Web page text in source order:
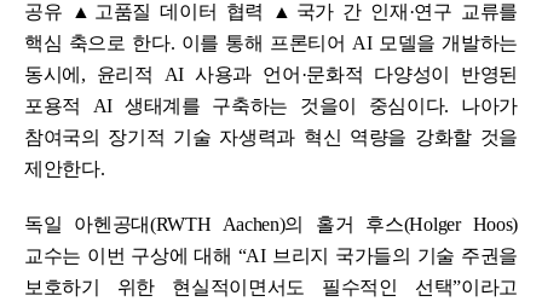
공유 ▲고품질 데이터 협력 ▲국가 간 인재·연구 교류를
핵심 축으로 한다. 이를 통해 프론티어 AI 모델을 개발하는
동시에, 윤리적 AI 사용과 언어·문화적 다양성이 반영된
포용적 AI 생태계를 구축하는 것을이 중심이다. 나아가
참여국의 장기적 기술 자생력과 혁신 역량을 강화할 것을
제안한다.
독일 아헨공대(RWTH Aachen)의 홀거 후스(Holger Hoos)
교수는 이번 구상에 대해 “AI 브리지 국가들의 기술 주권을
보호하기 위한 현실적이면서도 필수적인 선택”이라고